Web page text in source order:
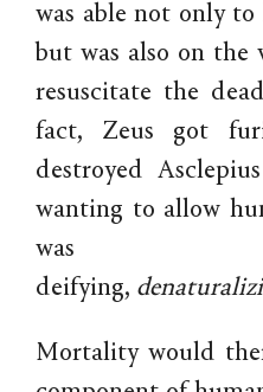
was able not only
but was also on the
resuscitate the
fact, Zeus got
destroyed
wanting to allow
was
deifying,
Mortality would